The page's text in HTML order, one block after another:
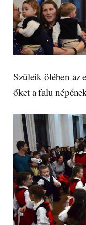
Szüleik ölében az
őket a falu